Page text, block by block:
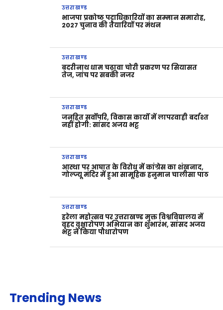
उत्तराखण्ड
भाजपा प्रकोष्ठ पदाधिकारियों का सम्मान समारोह,
2027 चुनाव की तैयारियों पर मंथन
उत्तराखण्ड
बदरीनाथ धाम चढ़ावा चोरी प्रकरण पर सियासत
तेज, जांच पर सबकी नजर
उत्तराखण्ड
जनहित सर्वोपरि, विकास कार्यों में लापरवाही बर्दाश्त
नहीं होगी: सांसद अजय भट्ट
उत्तराखण्ड
आस्था पर आघात के विरोध में कांग्रेस का शंखनाद,
गोल्ज्यू मंदिर में हुआ सामूहिक हनुमान चालीसा पाठ
उत्तराखण्ड
हरेला महोत्सव पर उत्तराखण्ड मुक्त विश्वविद्यालय में
वृहद वृक्षारोपण अभियान का शुभारंभ, सांसद अजय
भट्ट ने किया पौधारोपण
Trending News